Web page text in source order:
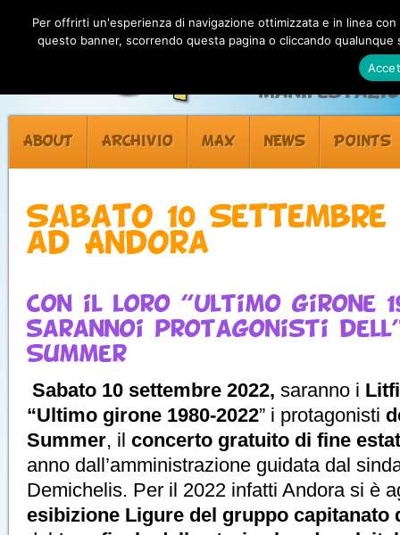
ABOUT ARCHIVIO MAX NEWS POINTS
Sabato 10
ad Andora
Con il loro “Ultimo girone
sarannoi protagonisti
Summer
Sabato 10 settembre 2022, saranno i
“Ultimo girone 1980-2022” i protagonisti
Summer, il concerto gratuito di fine
anno dall’amministrazione guidata dal
Demichelis. Per il 2022 infatti Andora si è
esibizione Ligure del gruppo capitanato
Per offrirti un'esperienza di navigazione ottimizzata e in linea
questo banner, scorrendo questa pagina o cliccando